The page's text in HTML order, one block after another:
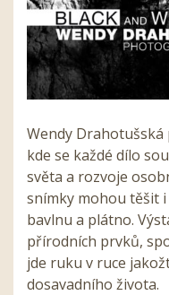
Wendy
kde se každé dílo
světa a rozvoje
snímky mohou těšit
bavlnu a plátno.
přírodních prvků,
jde ruku v ruce
dosavadního života.